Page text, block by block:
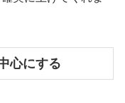
心にする